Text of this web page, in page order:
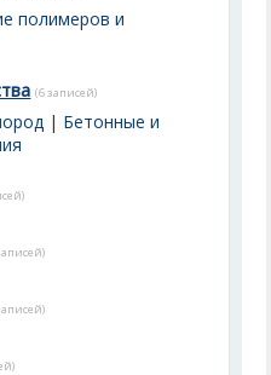
полимеров и
(6 записей)
| Бетонные и